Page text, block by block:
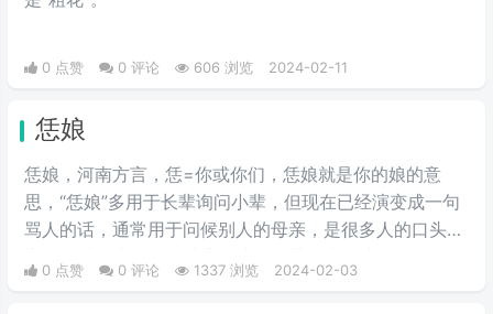
0 点赞 0 评论 606 浏览 2024-02-11
恁娘
恁娘，河南方言，恁=你或你们，恁娘就是你的娘的意
思，“恁娘”多用于长辈询问小辈，但现在已经演变成一句
骂人的话，通常用于问候别人的母亲，是很多人的口头
称呼方式，尤其是在与同辈朋友的交流中。这样的用法旨
0 点赞 0 评论 1337 浏览 2024-02-03